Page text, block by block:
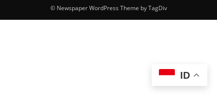
© Newspaper WordPress Theme by TagDiv
ID